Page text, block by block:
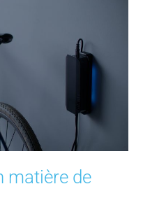
matière de